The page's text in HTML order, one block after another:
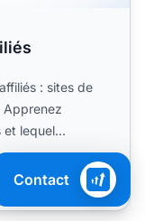
: sites de
Apprenez
et lequel
Contact